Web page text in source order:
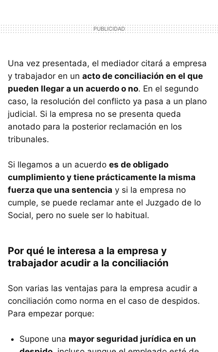
Una vez presentada, el mediador citará a empresa
y trabajador en un acto de conciliación en el que
pueden llegar a un acuerdo o no. En el segundo
caso, la resolución del conflicto ya pasa a un plano
judicial. Si la empresa no se presenta queda
anotado para la posterior reclamación en los
tribunales.
Si llegamos a un acuerdo es de obligado
cumplimiento y tiene prácticamente la misma
fuerza que una sentencia y si la empresa no
cumple, se puede reclamar ante el Juzgado de lo
Social, pero no suele ser lo habitual.
Por qué le interesa a la empresa y
trabajador acudir a la conciliación
Son varias las ventajas para la empresa acudir a
conciliación como norma en el caso de despidos.
Para empezar porque:
Supone una mayor seguridad jurídica en un